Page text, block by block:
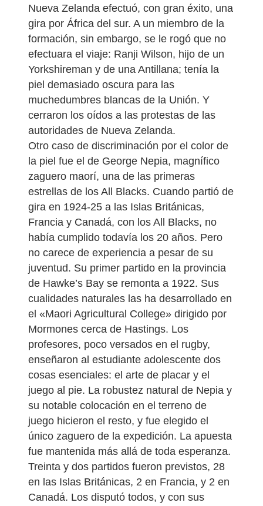
Nueva Zelanda efectuó, con gran éxito, una
gira por África del sur. A un miembro de la
formación, sin embargo, se le rogó que no
efectuara el viaje: Ranji Wilson, hijo de un
Yorkshireman y de una Antillana; tenía la
piel demasiado oscura para las
muchedumbres blancas de la Unión. Y
cerraron los oídos a las protestas de las
autoridades de Nueva Zelanda.
Otro caso de discriminación por el color de
la piel fue el de George Nepia, magnífico
zaguero maorí, una de las primeras
estrellas de los All Blacks. Cuando partió de
gira en 1924-25 a las Islas Británicas,
Francia y Canadá, con los All Blacks, no
había cumplido todavía los 20 años. Pero
no carece de experiencia a pesar de su
juventud. Su primer partido en la provincia
de Hawke’s Bay se remonta a 1922. Sus
cualidades naturales las ha desarrollado en
el «Maori Agricultural College» dirigido por
Mormones cerca de Hastings. Los
profesores, poco versados en el rugby,
enseñaron al estudiante adolescente dos
cosas esenciales: el arte de placar y el
juego al pie. La robustez natural de Nepia y
su notable colocación en el terreno de
juego hicieron el resto, y fue elegido el
único zaguero de la expedición. La apuesta
fue mantenida más allá de toda esperanza.
Treinta y dos partidos fueron previstos, 28
en las Islas Británicas, 2 en Francia, y 2 en
Canadá. Los disputó todos, y con sus